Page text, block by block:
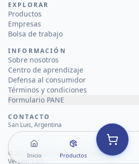
Inicio Productos
EXPLORAR
Productos
Empresas
Bolsa de trabajo
INFORMACIÓN
Sobre nosotros
Centro de aprendizaje
Defensa al consumidor
Términos y condiciones
Formulario PANE
CONTACTO
San Luis, Argentina
© 2026Compre San Luis Marketplace
Versión 1.0.1